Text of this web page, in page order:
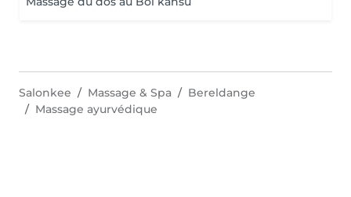
Salonkee Massage & Spa
Bereldange
Massage ayurvédique